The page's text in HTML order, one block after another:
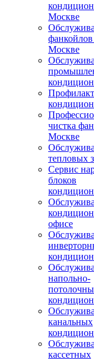
Москве
Москве
чистка
Москве
тепловых
Сервис
блоков
офисе
напольно-
канальных
кассетных